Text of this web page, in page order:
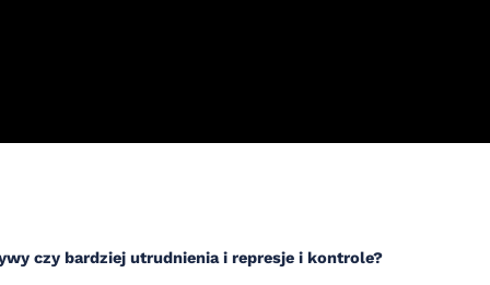
czy bardziej utrudnienia i represje i kontrole?